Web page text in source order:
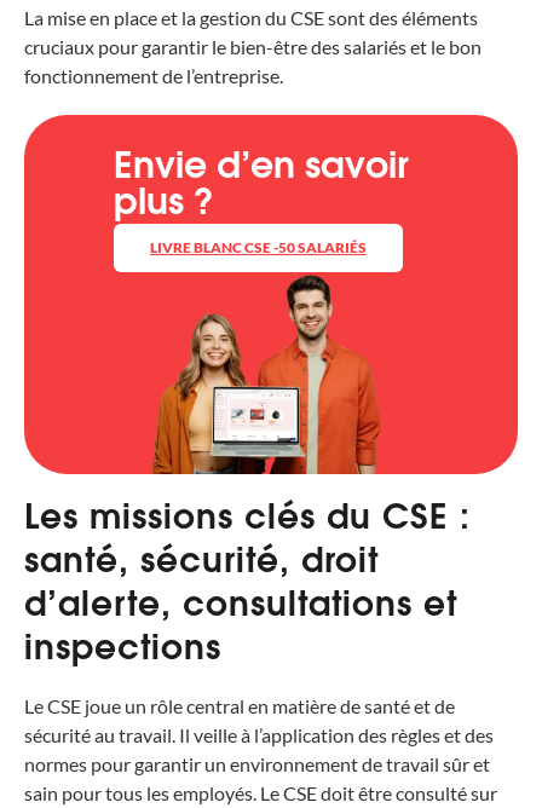
La mise en place et la gestion du CSE sont des éléments
cruciaux pour garantir le bien-être des salariés et le bon
fonctionnement de l’entreprise.
Envie d’en savoir
plus ?
LIVRE BLANC CSE -50 SALARIÉS
Les missions clés du CSE :
santé, sécurité, droit
d’alerte, consultations et
inspections
Le CSE joue un rôle central en matière de santé et de
sécurité au travail. Il veille à l’application des règles et des
normes pour garantir un environnement de travail sûr et
sain pour tous les employés. Le CSE doit être consulté sur